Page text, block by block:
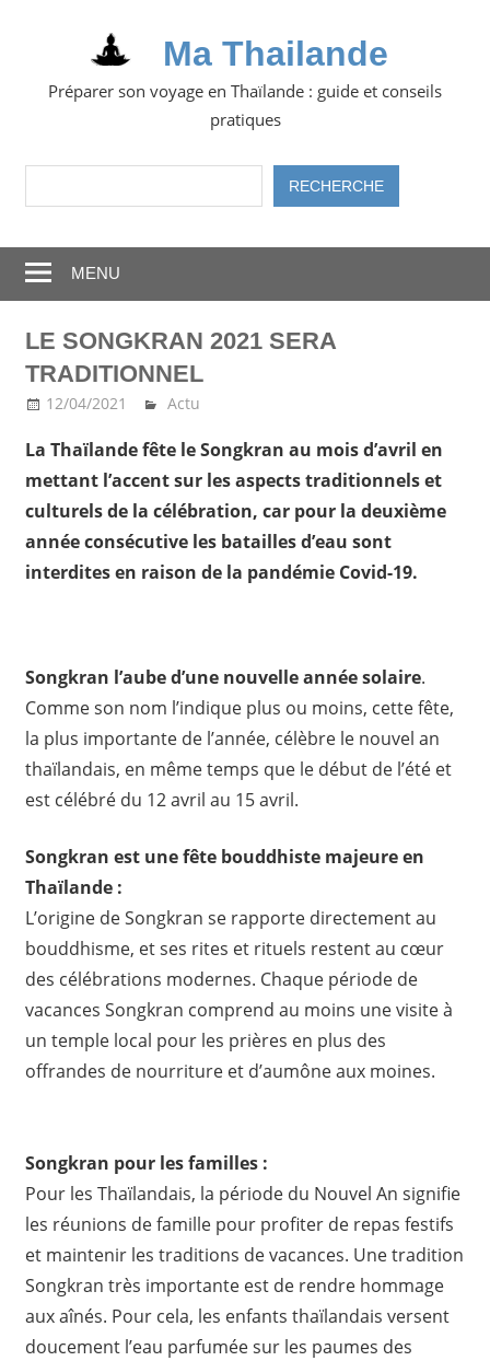
Ma Thailande
Préparer son voyage en Thaïlande : guide et conseils
pratiques
RechercherRECHERCHE
MENU
LE SONGKRAN 2021 SERA
TRADITIONNEL
12/04/2021 Ma Thailande
Actu
La Thaïlande fête le Songkran au mois d’avril en
mettant l’accent sur les aspects traditionnels et
culturels de la célébration, car pour la deuxième
année consécutive les batailles d’eau sont
interditesen raison de la pandémie Covid-19.
Songkran l’aube d’une nouvelle année solaire.
Comme son nom l’indique plus ou moins, cette fête,
la plus importante de l’année, célèbre le nouvel an
thaïlandais, en même temps que le début de l’été et
est célébré du 12 avril au 15 avril.
Songkran est une fête bouddhiste majeure en
Thaïlande :
L’origine de Songkran se rapporte directement au
bouddhisme, et ses rites et rituels restent au cœur
des célébrations modernes. Chaque période de
vacances Songkran comprend au moins une visite à
un temple local pour les prières en plus des
offrandes de nourriture et d’aumône aux moines.
Songkran pour les familles :
Pour les Thaïlandais, la période du Nouvel An signifie
les réunions de famille pour profiter de repas festifs
et maintenir les traditions de vacances. Une tradition
Songkran très importante est de rendre hommage
aux aînés. Pour cela, les enfants thaïlandais versent
doucement l’eau parfumée sur les paumes des